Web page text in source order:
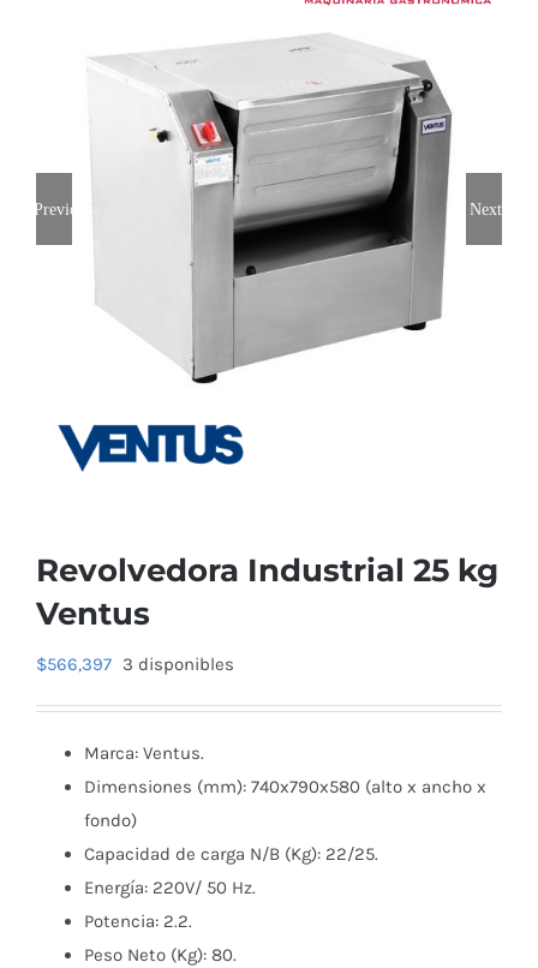
Previous Next
Revolvedora Industrial 25 kg
Ventus
$566,397 3 disponibles
Marca: Ventus.
Dimensiones (mm): 740x790x580 (alto x ancho x
fondo)
Capacidad de carga N/B (Kg): 22/25.
Energía: 220V/ 50 Hz.
Potencia: 2.2.
Peso Neto (Kg): 80.